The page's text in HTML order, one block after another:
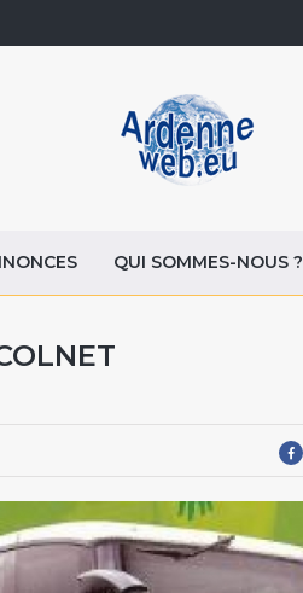
QUI SOMMES-NOUS ?